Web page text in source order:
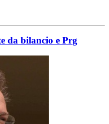
da bilancio e Prg